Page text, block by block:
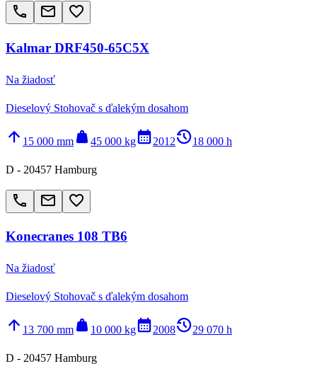
call email favorite_border
Kalmar DRF450-65C5X
Na žiadosť
Dieselový Stohovač s ďalekým dosahom
arrow_upward 15 000 mm weight 45 000 kgcalendar_month2012history_218 000 h
D - 20457 Hamburg
call email favorite_border
Konecranes 108 TB6
Na žiadosť
Dieselový Stohovač s ďalekým dosahom
arrow_upward 13 700 mm weight 10 000 kgcalendar_month2008history_229 070 h
D - 20457 Hamburg